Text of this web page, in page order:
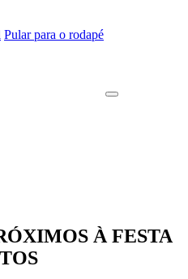
Pular para o rodapé
À FESTA